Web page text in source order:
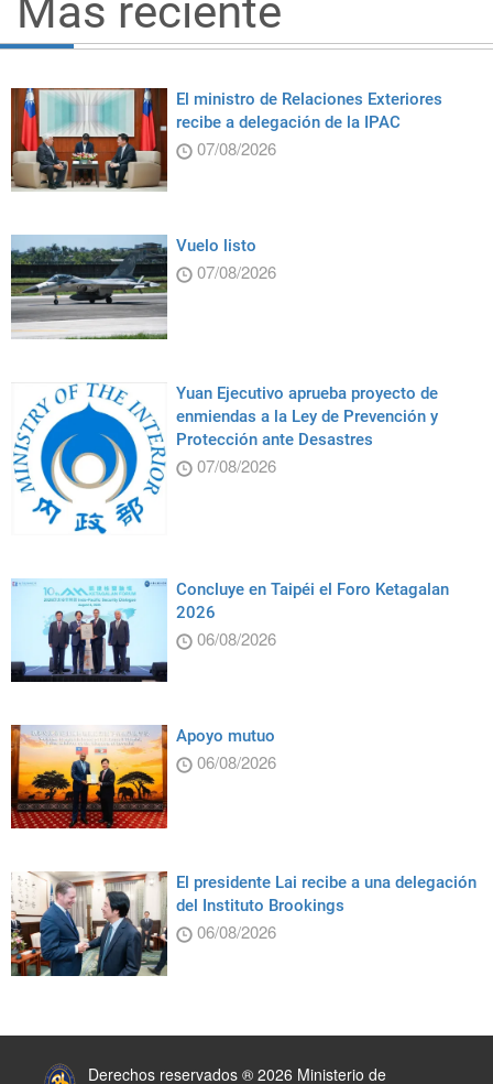
Más reciente
El ministro de Relaciones Exteriores
recibe a delegación de la IPAC
07/08/2026
Vuelo listo
07/08/2026
Yuan Ejecutivo aprueba proyecto de
enmiendas a la Ley de Prevención y
Protección ante Desastres
07/08/2026
Concluye en Taipéi el Foro Ketagalan
2026
06/08/2026
Apoyo mutuo
06/08/2026
El presidente Lai recibe a una delegación
del Instituto Brookings
06/08/2026
Derechos reservados ® 2026 Ministerio de